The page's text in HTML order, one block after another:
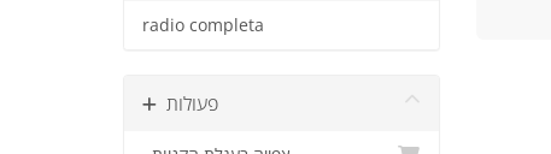
radio completa
פעולות